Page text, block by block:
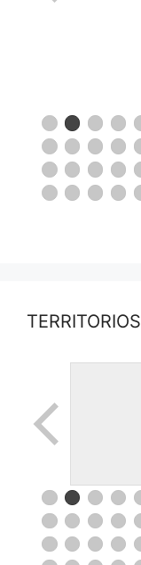
TERRITORIOS